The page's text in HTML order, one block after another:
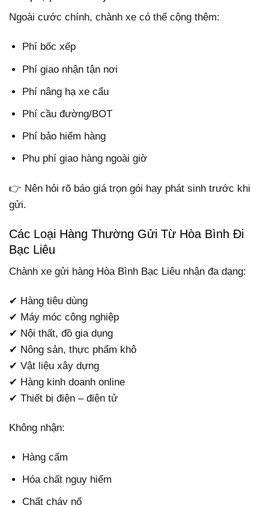
Ngoài cước chính, chành xe có thể cộng thêm:
Phí bốc xếp
Phí giao nhận tận nơi
Phí nâng hạ xe cẩu
Phí cầu đường/BOT
Phí bảo hiểm hàng
Phụ phí giao hàng ngoài giờ
👉 Nên hỏi rõ báo giá trọn gói hay phát sinh trước khi
gửi.
Các Loại Hàng Thường Gửi Từ Hòa Bình Đi
Bạc Liêu
Chành xe gửi hàng Hòa Bình Bạc Liêu nhận đa dạng:
✔ Hàng tiêu dùng
✔ Máy móc công nghiệp
✔ Nội thất, đồ gia dụng
✔ Nông sản, thực phẩm khô
✔ Vật liệu xây dựng
✔ Hàng kinh doanh online
✔ Thiết bị điện – điện tử
Không nhận:
Hàng cấm
Hóa chất nguy hiểm
Chất cháy nổ